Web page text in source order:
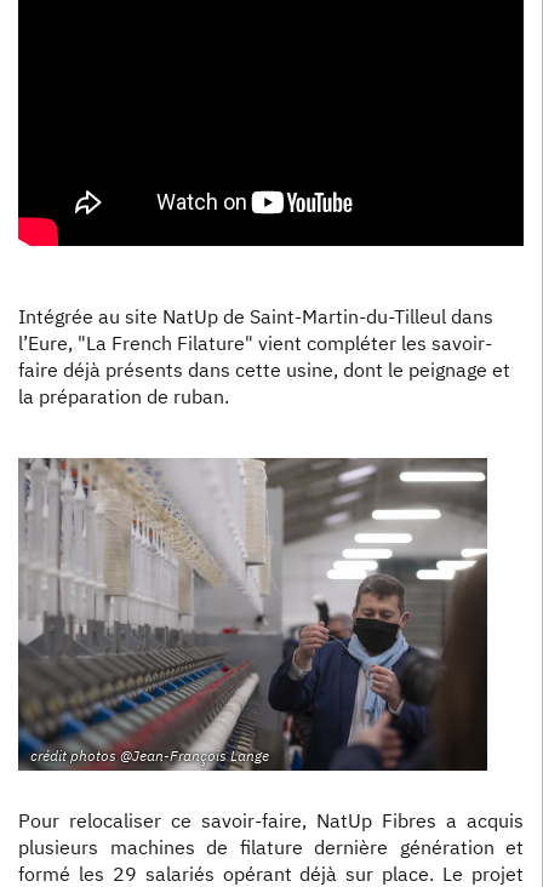
Intégrée au site NatUp de Saint-Martin-du-Tilleul dans
l’Eure, "La French Filature" vient compléter les savoir-
faire déjà présents dans cette usine, dont le peignage et
la préparation de ruban.
crédit photos @Jean-François Lange
Pour relocaliser ce savoir-faire, NatUp Fibres a acquis
plusieurs machines de filature dernière génération et
formé les 29 salariés opérant déjà sur place. Le projet